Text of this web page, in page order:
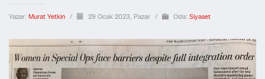
Yazar: Murat Yetkin / 29 Ocak 2023, Pazar / Oda: Siyaset